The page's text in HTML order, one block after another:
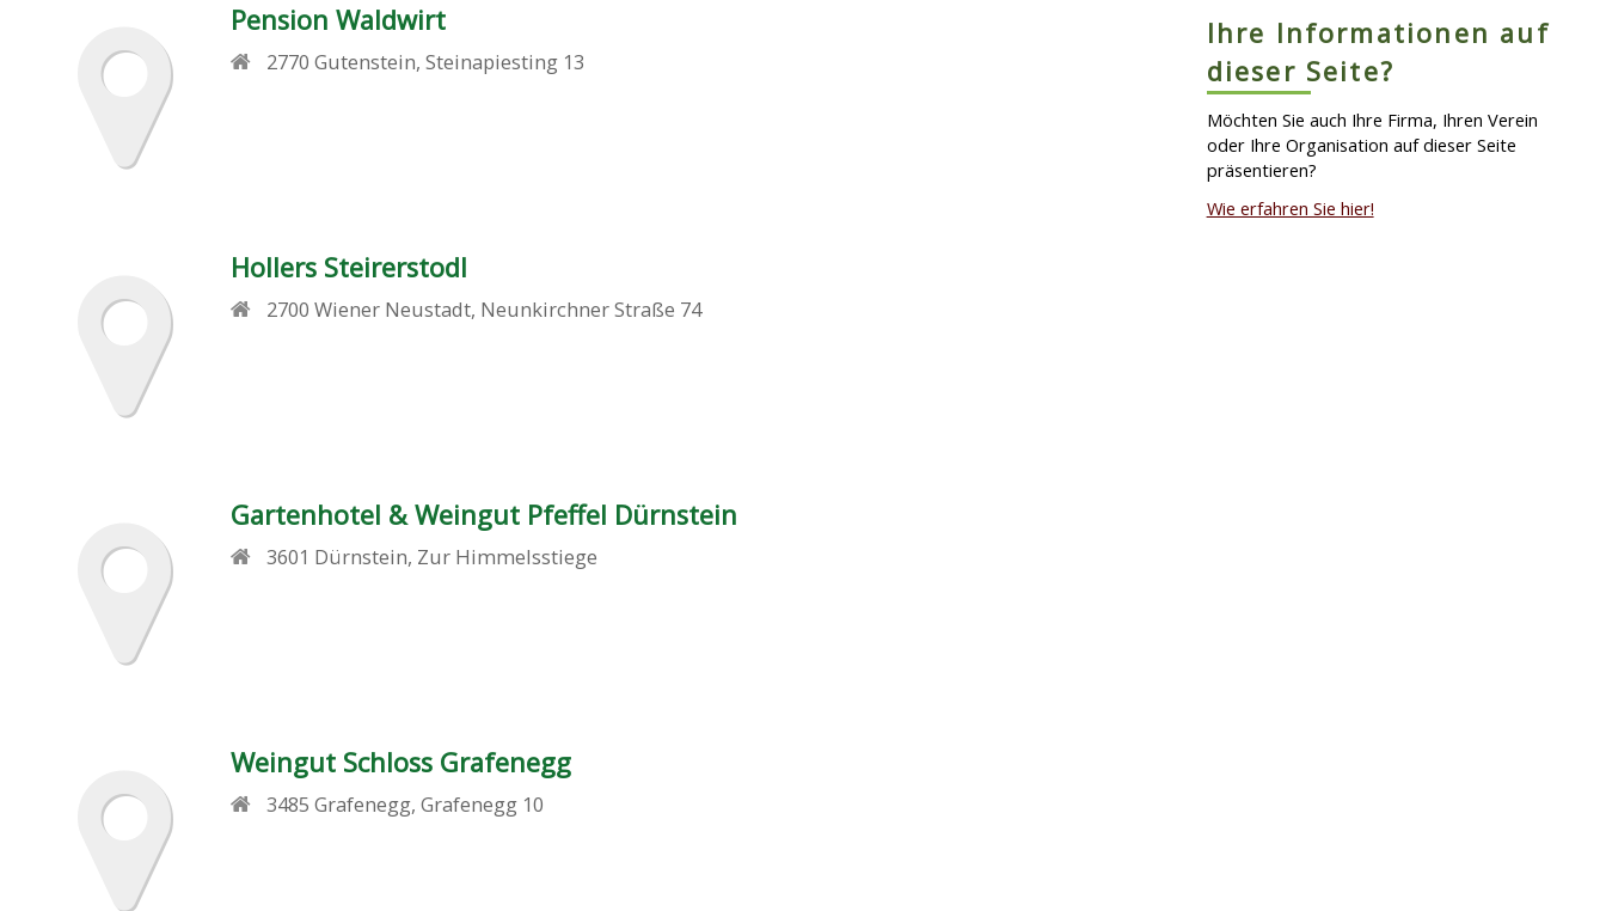
Pension Waldwirt
2770 Gutenstein,Steinapiesting 13
Hollers Steirerstodl
2700 Wiener Neustadt, Neunkirchner Straße 74
Gartenhotel & Weingut Pfeffel Dürnstein
3601 Dürnstein, Zur Himmelsstiege
Weingut Schloss Grafenegg
3485 Grafenegg,Grafenegg 10
Ihre Informationen auf
dieser Seite?
Möchten Sie auch Ihre Firma, Ihren Verein
oder Ihre Organisation auf dieser Seite
präsentieren?
Wie erfahren Sie hier!